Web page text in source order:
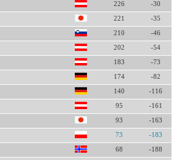
226 -30
221 -35
210 -46
202 -54
183 -73
174 -82
140 -116
95 -161
93 -163
73 -183
68 -188